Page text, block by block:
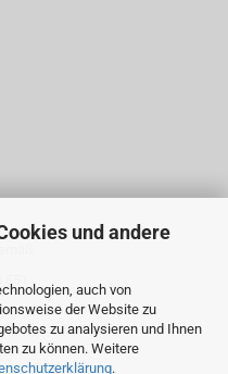
und andere
auch von
der Website zu
zu analysieren und Ihnen
zu können. Weitere
.